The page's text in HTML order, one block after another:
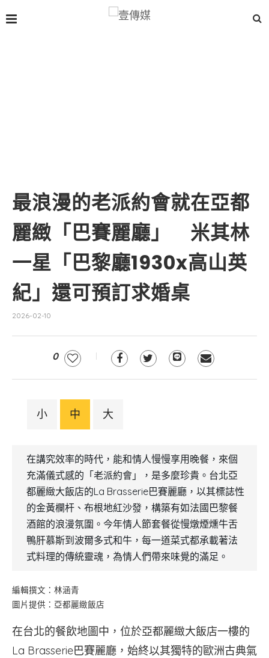
最浪漫的老派約會就在亞都
麗緻「巴賽麗廳」 米其林
一星「巴黎廳1930x高山英
紀」還可預訂求婚桌
2026-02-10
0
小 中 大
在講究效率的時代，能和情人慢慢享用晚餐，來個
充滿儀式感的「老派約會」，是多麼珍貴。台北亞
都麗緻大飯店的La Brasserie巴賽麗廳，以其標誌性
的金黃欄杆、布根地紅沙發，構築有如法國巴黎餐
酒館的浪漫氛圍。今年情人節套餐從慢燉煙燻牛舌
鴨肝慕斯到波爾多式和牛，每一道菜式都承載著法
式料理的傳統靈魂，為情人們帶來味覺的滿足。
編輯撰文：林涵青
圖片提供：亞都麗緻飯店
在台北的餐飲地圖中，位於亞都麗緻大飯店一樓的
La Brasserie巴賽麗廳，始終以其獨特的歐洲古典氣